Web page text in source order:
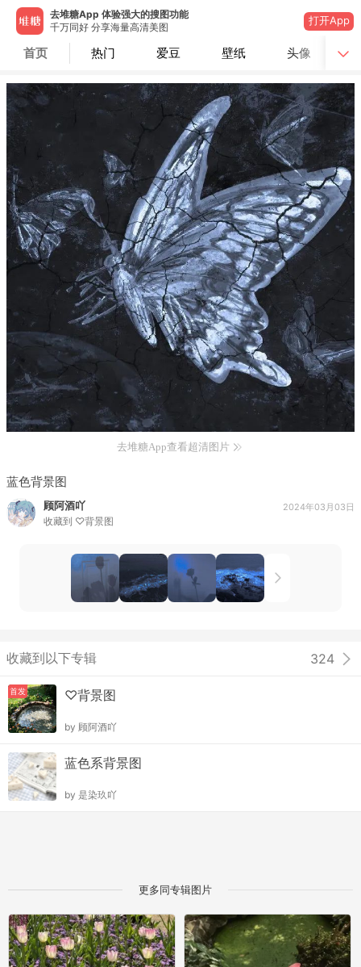
去堆糖App 体验强大的搜图功能
千万同好 分享海量高清美图
打开App
首页 热门 爱豆 壁纸 头像
去堆糖App查看超清图片
蓝色背景图
顾阿酒吖
收藏到 ♡背景图
2024年03月03日
收藏到以下专辑 324
首发 ♡背景图
by 顾阿酒吖
蓝色系背景图
by 是染玖吖
更多同专辑图片